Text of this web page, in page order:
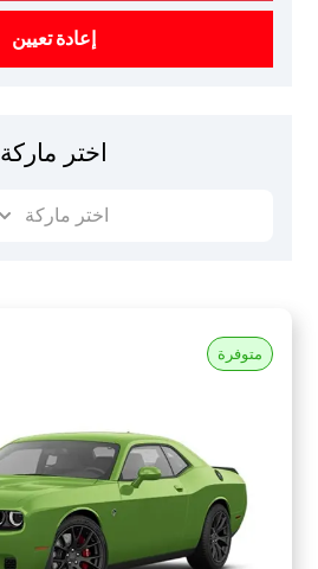
إعادة تعيين
اختر ماركة
اختر ماركة
متوفرة